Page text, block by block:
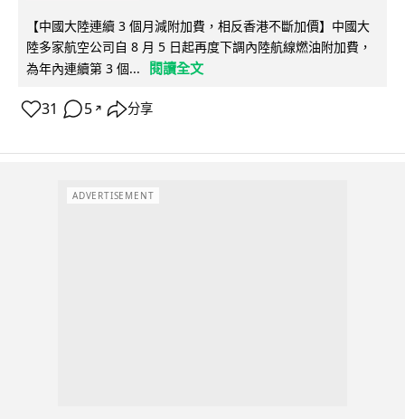
【中國大陸連續 3 個月減附加費，相反香港不斷加價】中國大
陸多家航空公司自 8 月 5 日起再度下調內陸航線燃油附加費，
為年內連續第 3 個...
閱讀全文
31 5 ↗ 分享
ADVERTISEMENT